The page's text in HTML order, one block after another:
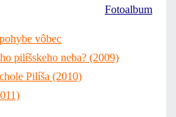
Fotoalbum
vôbec
pilíšskeho neba? (2009)
Pilíša (2010)